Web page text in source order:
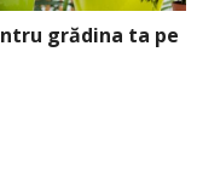
grădina ta pe